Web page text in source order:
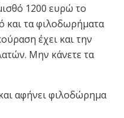
1200 ευρώ το
και τα φιλοδωρήματα
έχει και την
Μην κάνετε τα
αφήνει φιλοδώρημα